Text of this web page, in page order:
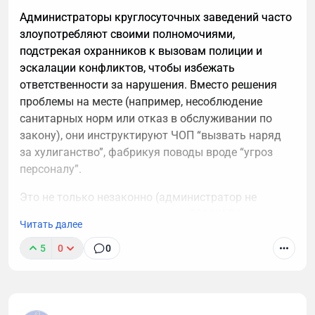
Администраторы круглосуточных заведений часто
злоупотребляют своими полномочиями,
подстрекая охранников к вызовам полиции и
эскалации конфликтов, чтобы избежать
ответственности за нарушения. Вместо решения
проблемы на месте (например, несоблюдение
санитарных норм или отказ в обслуживании по
закону), они инструктируют ЧОП “вызвать наряд
за хулиганство”, фабрикуя поводы вроде “угроз
персоналу”.
Это не только незаконно (администратор не
превышение полномочий), но и приводит к
штрафам для заведения по КоАП РФ (до 30 000
— это ключевой аргумент для жалобы в
Читать далее
5 0 0